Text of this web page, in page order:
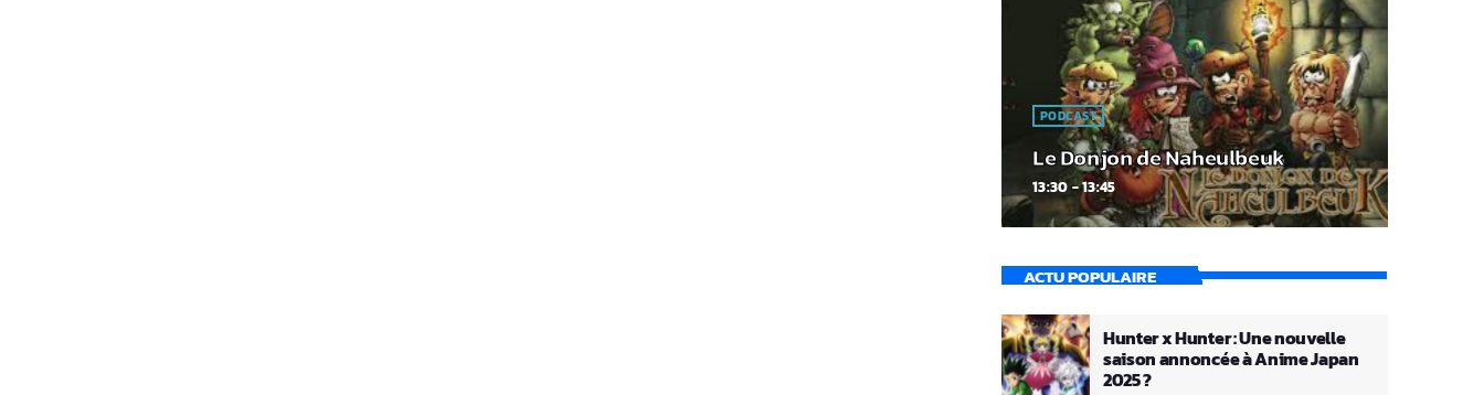
PODCAST
Le Donjon de Naheulbeuk
13:30 - 13:45
ACTU POPULAIRE
Hunter x Hunter : Une nouvelle
saison annoncée à Anime Japan
2025 ?